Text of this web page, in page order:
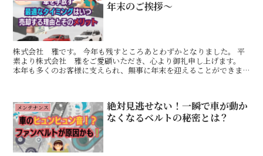
年末のご挨拶～
株式会社 雅です。 今年も残すところあとわずかとなりました。 平
素より株式会社 雅をご愛顧いただき、心より御礼申し上げます。
本年も多くのお客様に支えられ、無事に年末を迎えることができま
メンテナンス
絶対見逃せない！一瞬で車が動か
なくなるベルトの秘密とは？